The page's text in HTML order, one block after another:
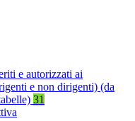
e autorizzati ai
e non dirigenti) (da
31